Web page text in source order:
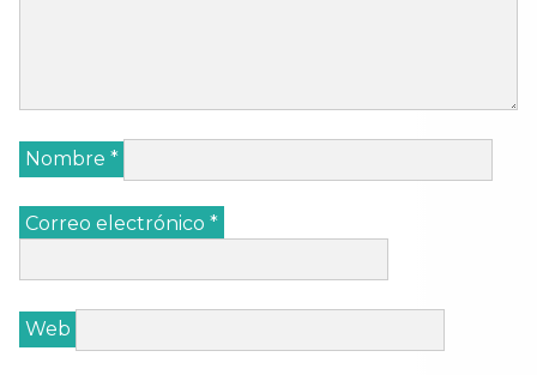
Nombre *
Correo electrónico *
Web